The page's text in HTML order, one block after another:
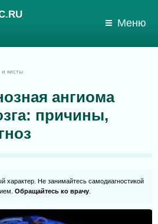
Меню
кисты
ангиома
причины,
характер. Не занимайтесь самодиагностикой
Обращайтесь ко врачу